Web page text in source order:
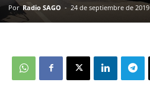
Por Radio SAGO - 24 de septiembre de 2019